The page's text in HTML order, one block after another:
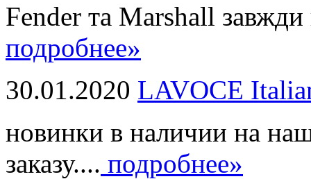
Fender та Marshall завжди
подробнее»
30.01.2020 LAVOCE
новинки в наличии на
заказу.... подробнее»